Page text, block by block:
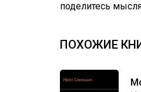
поделитесь
ПОХОЖИЕ